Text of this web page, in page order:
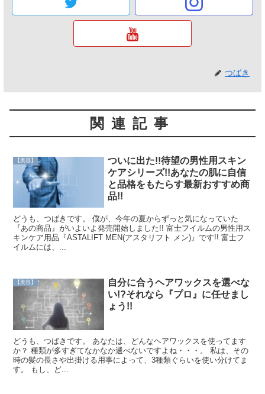
つばき
関連記事
【美容】
ついに出た!!待望の男性用スキン
ケアシリーズ!!あなたの肌に自信
と品格をもたらす最新おすすめ商
品!!
どうも、つばきです。 僕が、今年の夏からずっと気になっていた
『あの商品』がいよいよ発売開始しました!! 富士フイルムの男性用ス
キンケア用品『ASTALIFT MEN(アスタリフト メン)』です!! 富士フ
イルムには、...
【美容】
自分に合うヘアワックスを選べな
い!?それなら『プロ』に任せまし
ょう!!
どうも、つばきです。 あなたは、どんなヘアワックスを使ってます
か？ 種類が多すぎてなかなか選べないですよね・・・。 私は、その
時の髪の長さや出掛ける用事によって、3種類ぐらいを使い分けてま
す。 もし、ど...